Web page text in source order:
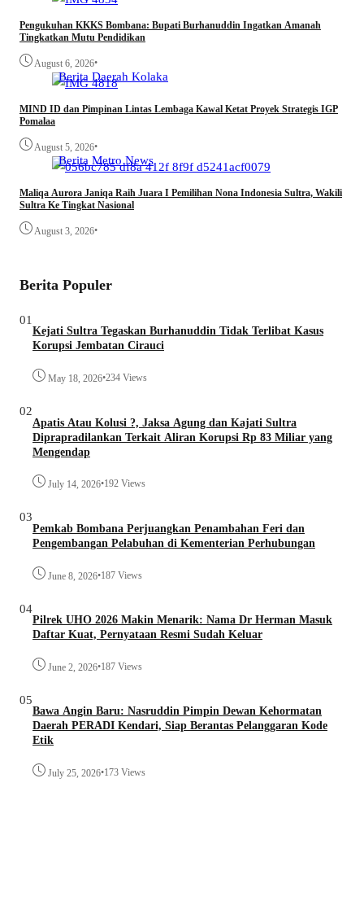
Pengukuhan KKKS Bombana: Bupati Burhanuddin Ingatkan Amanah
Tingkatkan Mutu Pendidikan
August 6, 2026•
Berita Daerah Kolaka
MIND ID dan Pimpinan Lintas Lembaga Kawal Ketat Proyek Strategis IGP
Pomalaa
August 5, 2026•
Berita MetroNews
Maliqa Aurora Janiqa Raih Juara I Pemilihan Nona Indonesia Sultra, Wakili
Sultra Ke Tingkat Nasional
August 3, 2026•
Berita Populer
01
Kejati Sultra Tegaskan Burhanuddin Tidak Terlibat Kasus
Korupsi Jembatan Cirauci
May 18, 2026•234 Views
02
Apatis Atau Kolusi ?, Jaksa Agung dan Kajati Sultra
Diprapradilankan Terkait Aliran Korupsi Rp 83 Miliar yang
Mengendap
July 14, 2026•192 Views
03
Pemkab Bombana Perjuangkan Penambahan Feri dan
Pengembangan Pelabuhan di Kementerian Perhubungan
June 8, 2026•187 Views
04
Pilrek UHO 2026 Makin Menarik: Nama Dr Herman Masuk
Daftar Kuat, Pernyataan Resmi Sudah Keluar
June 2, 2026•187 Views
05
Bawa Angin Baru: Nasruddin Pimpin Dewan Kehormatan
Daerah PERADI Kendari, Siap Berantas Pelanggaran Kode
Etik
July 25, 2026•173 Views